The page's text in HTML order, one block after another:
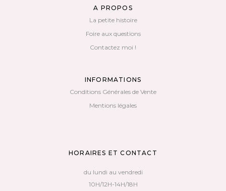
A PROPOS
La petite histoire
Foire aux questions
Contactez moi !
INFORMATIONS
Conditions Générales de Vente
Mentions légales
HORAIRES ET CONTACT
du lundi au vendredi
10H/12H-14H/18H